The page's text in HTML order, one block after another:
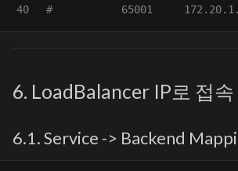
#           65001
6. LoadBalancer IP로 접속
6.1. Service -> Backend